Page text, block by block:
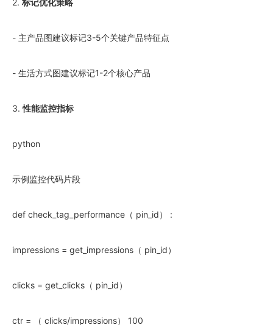
- 主产品图建议标记3-5个关键产品特征点
- 生活方式图建议标记1-2个核心产品
3.性能监控指标
python
示例监控代码片段
def check_tag_performance（ pin_id） :
impressions = get_impressions（ pin_id）
clicks = get_clicks（ pin_id）
ctr = （ clicks/impressions） 100